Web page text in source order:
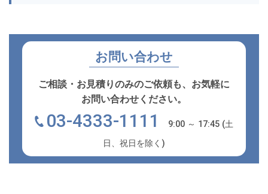
お問い合わせ
ご相談・お見積りのみのご依頼も、お気軽に
お問い合わせください。
03-4333-1111
9:00 ～ 17:45 (土
日、祝日を除く)